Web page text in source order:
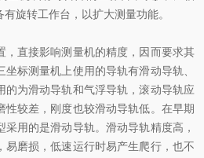
旋转工作台，以扩大测量功能。
直接影响测量机的精度，因而要求其
标测量机上使用的导轨有滑动导轨、
的为滑动导轨和气浮导轨，滚动导轨应
性较差，刚度也较滑动导轨低。在早期
用的是滑动导轨。滑动导轨精度高，
易磨损，低速运行时易产生爬行，也不